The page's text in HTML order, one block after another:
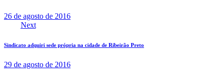
26 de agosto de 2016
Next
Sindicato adquiri sede própria na cidade de Ribeirão Preto
29 de agosto de 2016